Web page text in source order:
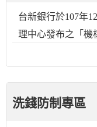
台新銀行於107年
理中心發布之「機
洗錢防制專區